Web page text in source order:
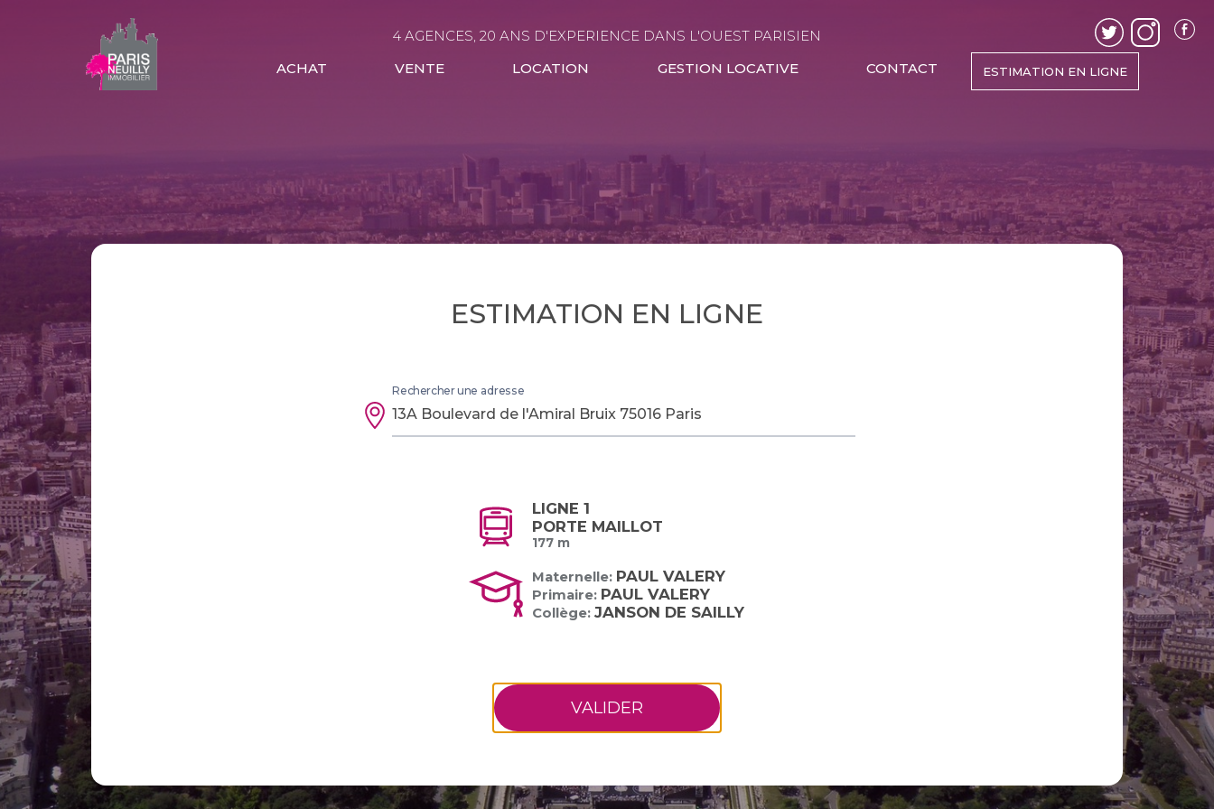
4 AGENCES, 20 ANS D'EXPERIENCE DANS L'OUEST PARISIEN
ACHAT
VENTE LOCATION GESTION LOCATIVE CONTACT ESTIMATION EN LIGNE
ESTIMATION EN LIGNE
Rechercher une adresse
LIGNE 1
PORTE MAILLOT
177 m
Maternelle: PAUL VALERY
Primaire: PAUL VALERY
Collège:JANSON DE SAILLY
VALIDER